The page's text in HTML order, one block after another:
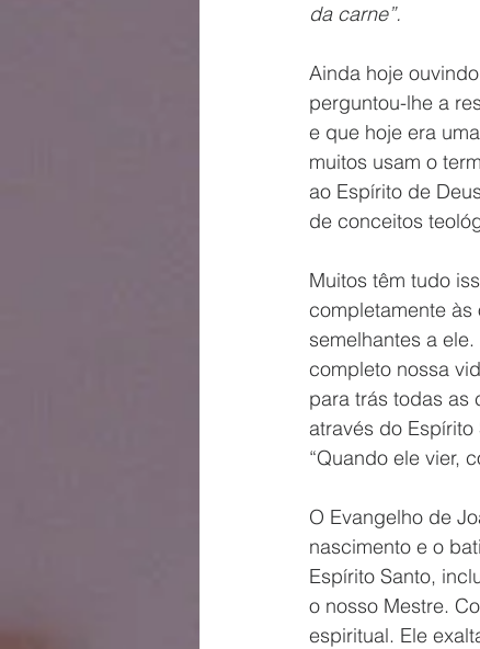
da carne”.
Ainda hoje
perguntou-lhe a
e que hoje era
muitos usam o
ao Espírito de
de conceitos
Muitos têm tudo
completamente
semelhantes a
completo nossa
para trás todas as
através do
“Quando ele vier,
O Evangelho de
nascimento e o
Espírito Santo,
o nosso Mestre.
espiritual. Ele